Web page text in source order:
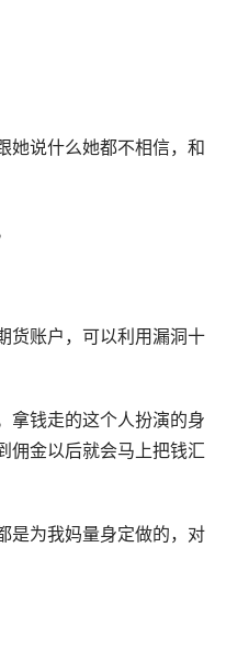
她说什么她都不相信，和
货账户，可以利用漏洞十
拿钱走的这个人扮演的身
佣金以后就会马上把钱汇
是为我妈量身定做的，对